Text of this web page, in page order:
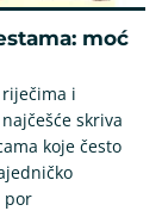
moć
i
skriva
koje često
por